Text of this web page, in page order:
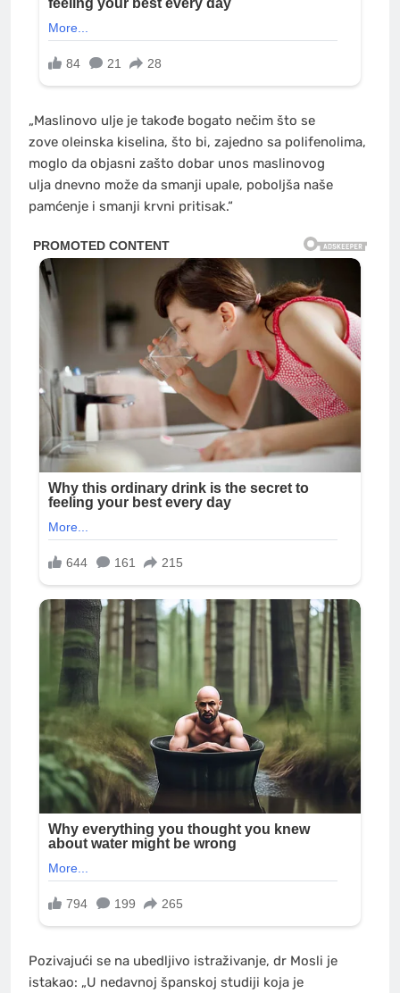
„Maslinovo ulje je takođe bogato nečim što se
zove oleinska kiselina, što bi, zajedno sa polifenolima,
moglo da objasni zašto dobar unos maslinovog
ulja dnevno može da smanji upale, poboljša naše
pamćenje i smanji krvni pritisak.“
Pozivajući se na ubedljivo istraživanje, dr Mosli je
istakao: „U nedavnoj španskoj studiji koja je